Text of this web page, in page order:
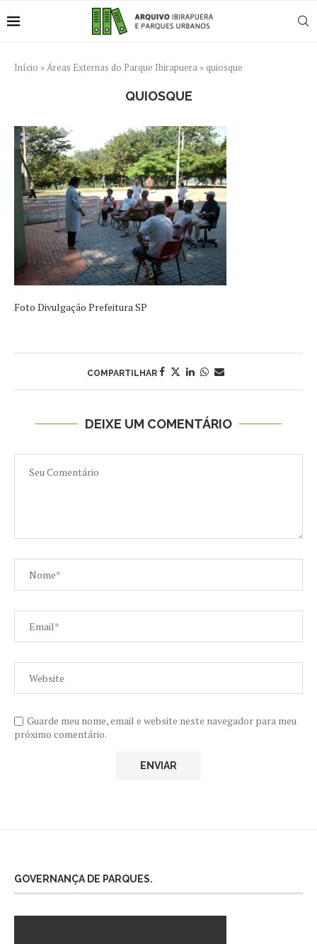
Início »Áreas Externas do Parque Ibirapuera » quiosque
QUIOSQUE
Foto Divulgação Prefeitura SP
COMPARTILHAR
DEIXE UM COMENTÁRIO
Guarde meu nome, email e website neste navegador para meu
próximo comentário.
GOVERNANÇA DE PARQUES.